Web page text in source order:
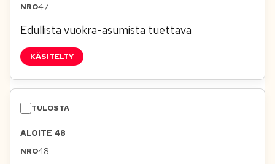
47
Edullista vuokra-asumista tuettava
KÄSITELTY
ALOITE 48
48